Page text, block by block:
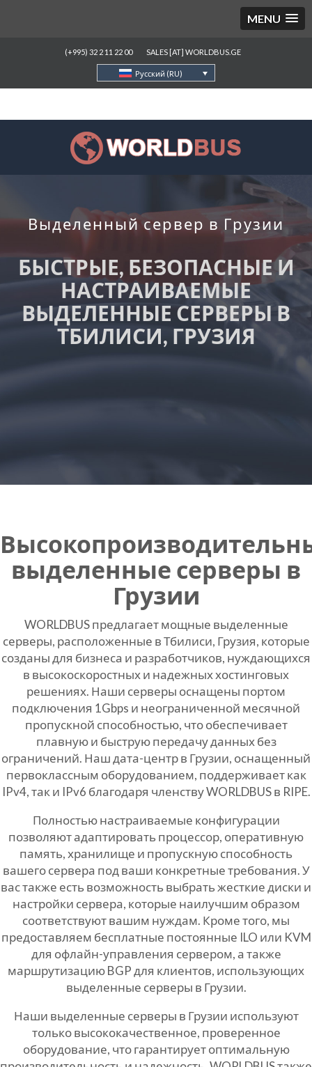
MENU
(+995) 32 2 11 22 00 SALES [AT] WORLDBUS.GE
Русский (RU)
Выделенный сервер в Грузии
БЫСТРЫЕ, БЕЗОПАСНЫЕ И
НАСТРАИВАЕМЫЕ
ВЫДЕЛЕННЫЕ СЕРВЕРЫ В
ТБИЛИСИ, ГРУЗИЯ
выделенные серверы в
Грузии
WORLDBUS предлагает мощные выделенные
серверы, расположенные в Тбилиси, Грузия, которые
созданы для бизнеса и разработчиков, нуждающихся
в высокоскоростных и надежных хостинговых
решениях. Наши серверы оснащены портом
подключения 1Gbps и неограниченной месячной
пропускной способностью, что обеспечивает
плавную и быструю передачу данных без
ограничений. Наш дата-центр в Грузии, оснащенный
первоклассным оборудованием, поддерживает как
IPv4, так и IPv6 благодаря членству WORLDBUS в RIPE.
Полностью настраиваемые конфигурации
позволяют адаптировать процессор, оперативную
память, хранилище и пропускную способность
вашего сервера под ваши конкретные требования. У
вас также есть возможность выбрать жесткие диски и
настройки сервера, которые наилучшим образом
соответствуют вашим нуждам. Кроме того, мы
предоставляем бесплатные постоянные ILO или KVM
для офлайн-управления сервером, а также
маршрутизацию BGP для клиентов, использующих
выделенные серверы в Грузии.
Наши выделенные серверы в Грузии используют
только высококачественное, проверенное
оборудование, что гарантирует оптимальную